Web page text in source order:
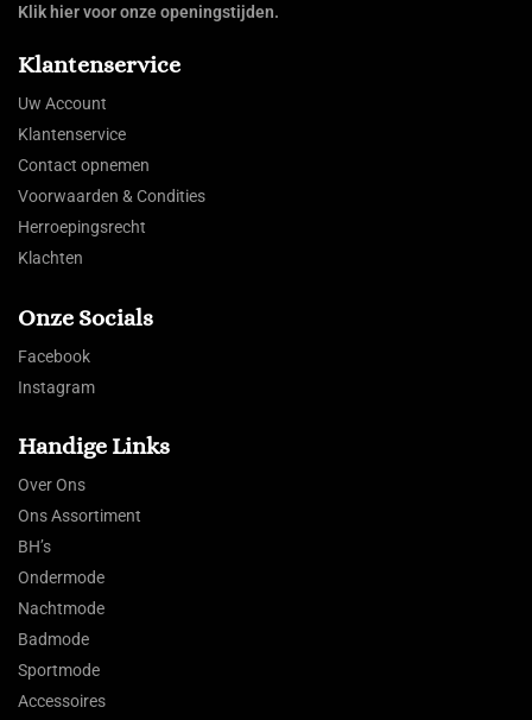
Klik hier voor onze openingstijden.
Klantenservice
Uw Account
Klantenservice
Contact opnemen
Voorwaarden & Condities
Herroepingsrecht
Klachten
Onze Socials
Facebook
Instagram
Handige Links
Over Ons
Ons Assortiment
BH’s
Ondermode
Nachtmode
Badmode
Sportmode
Accessoires